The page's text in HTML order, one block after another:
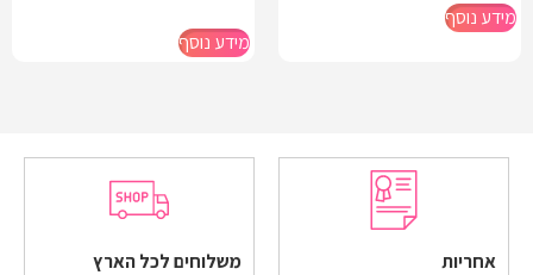
מידע נוסף
מידע נוסף
אחריות
משלוחים לכל הארץ